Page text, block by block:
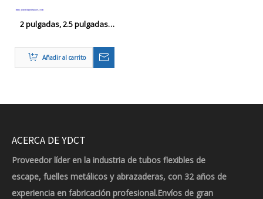
2 pulgadas, 2.5 pulgadas,
escape de 3.0 pulgadas
Multi -size de acero
inoxidable de acero
Añadir al carrito
ACERCA DE YDCT
Proveedor líder en la industria de tubos flexibles de
escape, fuelles metálicos y abrazaderas, con 32 años de
experiencia en fabricación profesional.Envíos de gran